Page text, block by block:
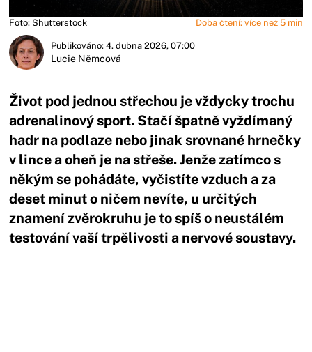
Foto: Shutterstock Doba čtení: více než 5 min
Publikováno: 4. dubna 2026, 07:00
Lucie Němcová
Život pod jednou střechou je vždycky trochu
adrenalinový sport. Stačí špatně vyždímaný
hadr na podlaze nebo jinak srovnané hrnečky
v lince a oheň je na střeše. Jenže zatímco s
někým se pohádáte, vyčistíte vzduch a za
deset minut o ničem nevíte, u určitých
znamení zvěrokruhu je to spíš o neustálém
testování vaší trpělivosti a nervové soustavy.